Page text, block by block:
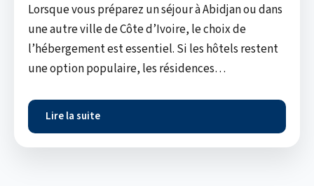
Lorsque vous préparez un séjour à Abidjan ou dans
une autre ville de Côte d’Ivoire, le choix de
l’hébergement est essentiel. Si les hôtels restent
une option populaire, les résidences…
Lire la suite